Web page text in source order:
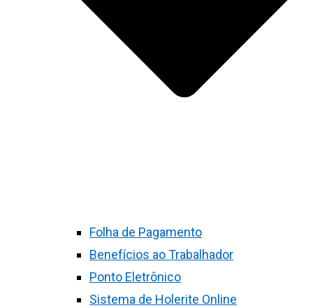
Folha de Pagamento
Benefícios ao Trabalhador
Ponto Eletrônico
Sistema de Holerite Online